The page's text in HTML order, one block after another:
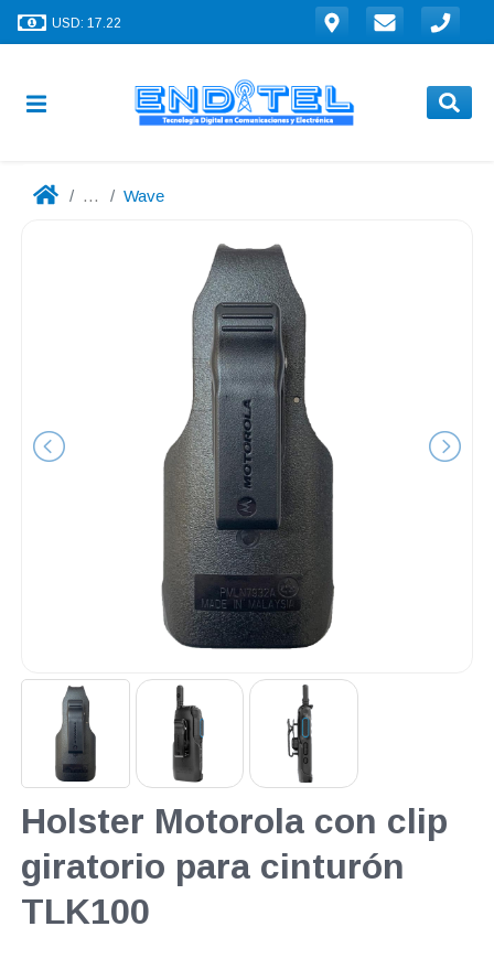
USD: 17.22
... Wave
Holster Motorola con clip
giratorio para cinturón
TLK100